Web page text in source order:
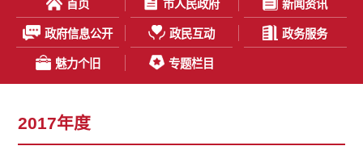
首页 市人民政府 新闻资讯
政府信息公开 政民互动 政务服务
魅力个旧 专题栏目
2017年度